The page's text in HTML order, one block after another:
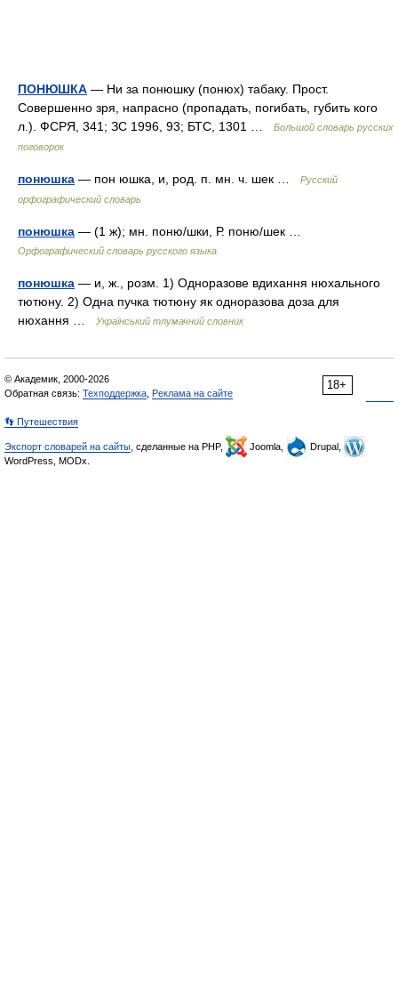
ПОНЮШКА — Ни за понюшку (понюх) табаку. Прост.
Совершенно зря, напрасно (пропадать, погибать, губить кого
л.). ФСРЯ, 341; ЗС 1996, 93; БТС, 1301 …
Большой словарь русских
поговорок
понюшка — пон юшка, и, род. п. мн. ч. шек …
Русский
орфографический словарь
понюшка — (1 ж); мн. поню/шки, Р. поню/шек …
Орфографический словарь русского языка
понюшка — и, ж., розм. 1) Одноразове вдихання нюхального
тютюну. 2) Одна пучка тютюну як одноразова доза для
нюхання …
Український тлумачний словник
18+
© Академик, 2000-2026
Обратная связь: Техподдержка Реклама на сайте
👣 Путешествия
Экспорт словарей на сайты , сделанные на PHP, Joomla,
Drupal,
WordPress, MODx.